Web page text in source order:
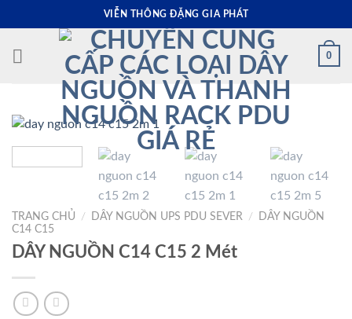
to
content
VIỄN THÔNG ĐẶNG GIA PHÁT
0
TRANG CHỦ / DÂY NGUỒN UPS PDU SEVER /
DÂY NGUỒN
C14 C15
DÂY NGUỒN C14 C15 2 Mét